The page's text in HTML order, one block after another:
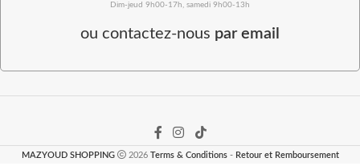
Dim-jeud 9h00-17h, samedi 9h00-13h
ou contactez-nous par email
MAZYOUD SHOPPING 2026 Terms & Conditions - Retour et Remboursement